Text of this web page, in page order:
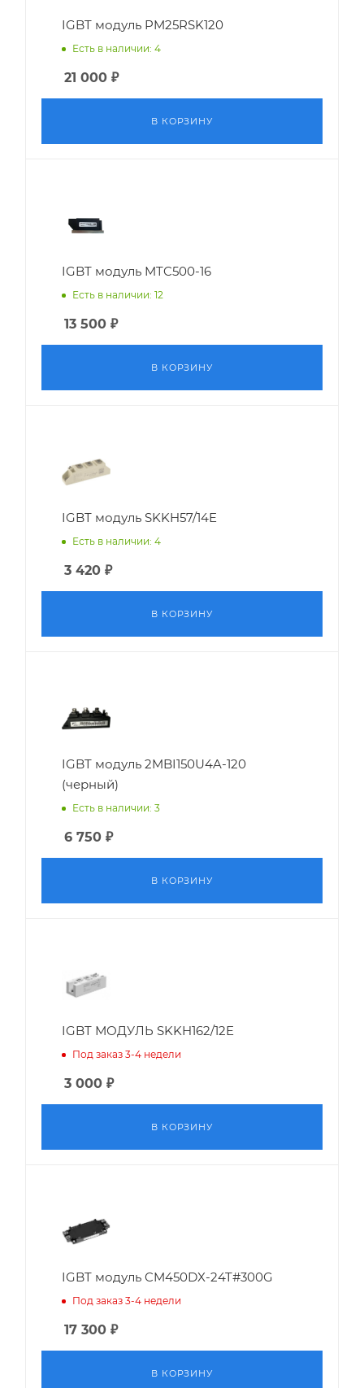
IGBT модуль PM25RSK120
Есть в наличии: 4
21 000 ₽
В КОРЗИНУ
IGBT модуль MTC500-16
Есть в наличии: 12
13 500 ₽
В КОРЗИНУ
IGBT модуль SKKH57/14E
Есть в наличии: 4
3 420 ₽
В КОРЗИНУ
IGBT модуль 2MBI150U4A-120
(черный)
Есть в наличии: 3
6 750 ₽
В КОРЗИНУ
IGBT МОДУЛЬ SKKH162/12E
Под заказ 3-4 недели
3 000 ₽
В КОРЗИНУ
IGBT модуль CM450DX-24T#300G
Под заказ 3-4 недели
17 300 ₽
В КОРЗИНУ